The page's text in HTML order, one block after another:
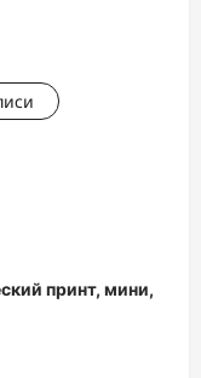
принт, мини,